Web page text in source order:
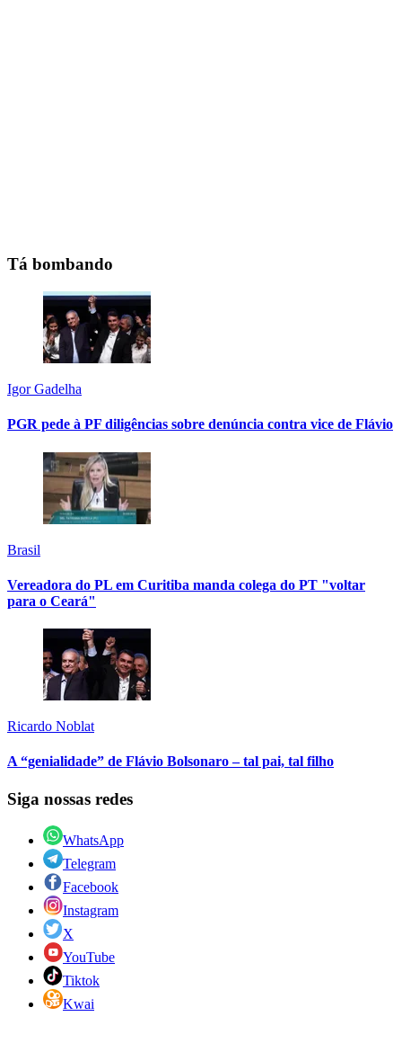
Tá bombando
Igor Gadelha
PGR pede à PF diligências sobre denúncia contra vice de Flávio
Brasil
Vereadora do PL em Curitiba manda colega do PT "voltar
para o Ceará"
Ricardo Noblat
A “genialidade” de Flávio Bolsonaro – tal pai, tal filho
Siga nossas redes
WhatsApp
Telegram
Facebook
Instagram
X
YouTube
Tiktok
Kwai